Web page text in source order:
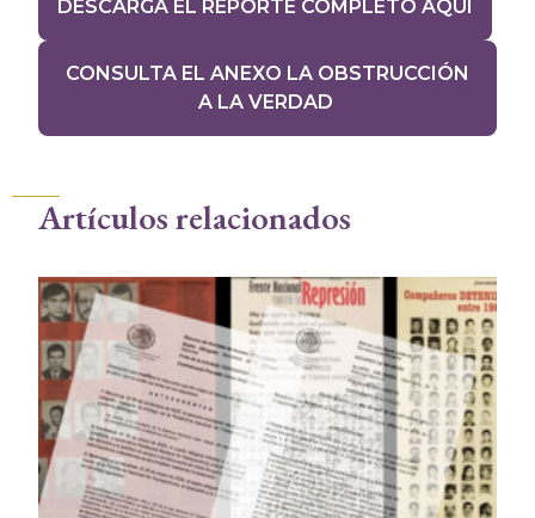
DESCARGA EL REPORTE COMPLETO AQUÍ
CONSULTA EL ANEXO LA OBSTRUCCIÓN
A LA VERDAD
Artículos relacionados